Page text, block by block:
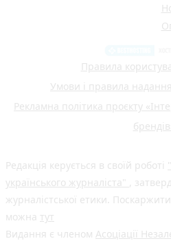
Правила
Умови і правила
Рекламна політика проєкту
Редакція керується в своїй роботі
українського журналіста" ,
журналістської етики.
можна тут
Видання є членом Асоціації